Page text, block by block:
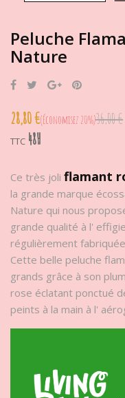
Peluche
Nature
PartagerTweet Google+
28,80 € Économisez 20%36,00 €
TTC 48H
Ce très joli flamant
la grande marque
Nature qui nous
grande qualité à l'
régulièrement
Cette belle peluche
grands grâce à son
rose éclatant ponctué
peints à la main à l'